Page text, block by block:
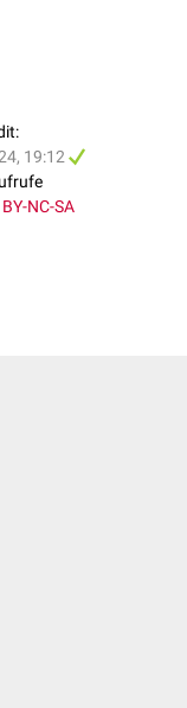
19:12
BY-NC-SA